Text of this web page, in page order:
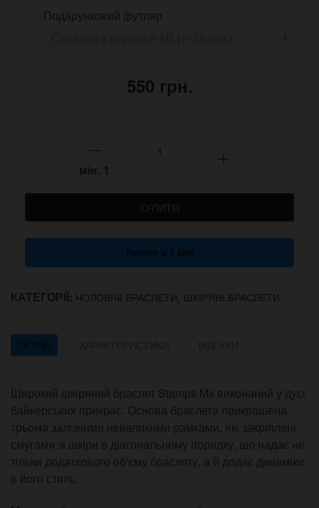
Подарунковий футляр
550 грн.
мін. 1
КУПИТИ
Купити в 1 клік
КАТЕГОРІЇ: ЧОЛОВІЧІ БРАСЛЕТИ, ШКІРЯНІ БРАСЛЕТИ
ОГЛЯД
Широкий шкіряний браслет Stamps Mx виконаний у дусі
байкерських прикрас. Основа браслета прикрашена
трьома залізними невеликими рамками, які закріплені
смугами зі шкіри в діагональному порядку, що надає не
тільки додаткового об'єму браслету, а й додає динаміки
в його стиль.